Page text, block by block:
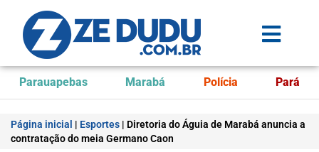
Parauapebas Marabá Polícia Pará
Página inicial | Esportes | Diretoria do Águia de Marabá anuncia a
contratação do meia Germano Caon